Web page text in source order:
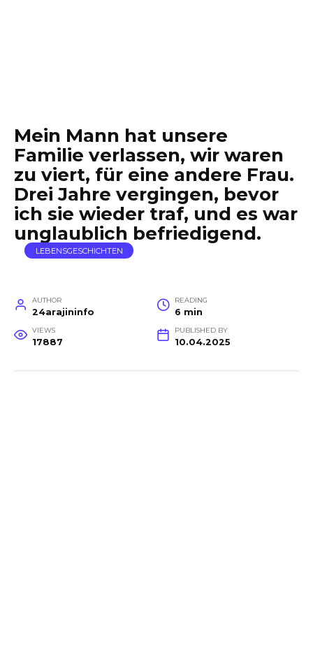
Mein Mann hat unsere
Familie verlassen, wir waren
zu viert, für eine andere Frau.
Drei Jahre vergingen, bevor
ich sie wieder traf, und es war
unglaublich befriedigend.
LEBENSGESCHICHTEN
AUTHOR
24arajininfo
READING
6 min
VIEWS
17887
PUBLISHED BY
10.04.2025